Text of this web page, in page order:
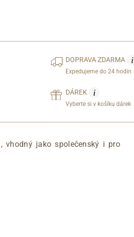
DOPRAVAZDARMA i
Expedujeme do 24 hodin
DÁREK i
Vyberte si v košíku dárek
vhodný jako společenský i pro